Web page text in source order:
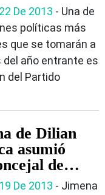
De 2013 - Una de
políticas más
que se tomarán a
del año entrante es
del Partido
de Dilian
asumió
de
De 2013 - Jimena